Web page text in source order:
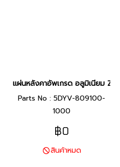
แผ่นหลังคาอัพเกรด อลูมิเนียม Z10
Parts No : 5DYV-809100-
1000
฿0
สินค้าหมด